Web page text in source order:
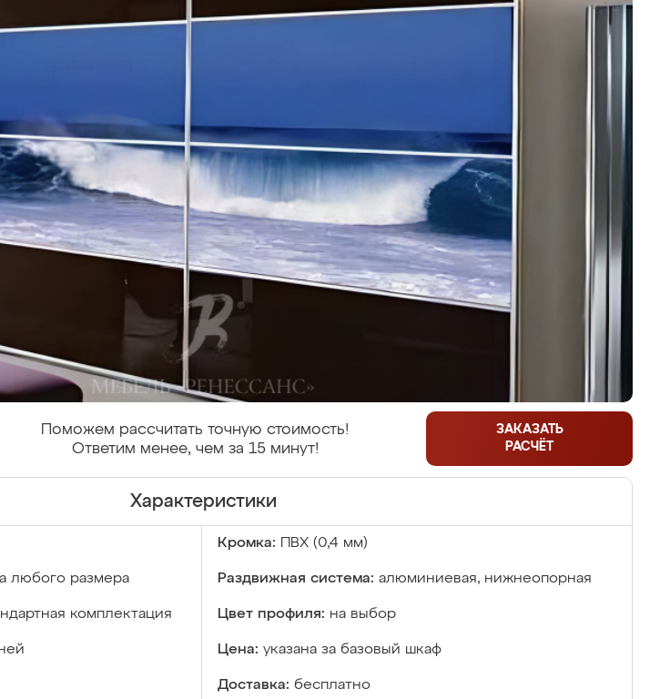
Поможем рассчитать точную стоимость!
Ответим менее, чем за 15 минут!
ЗАКАЗАТЬ
РАСЧЁТ
Характеристики
Кромка: ПВХ (0,4 мм)
любого размера Раздвижная система: алюминиевая, нижнеопорная
комплектация Цвет профиля: на выбор
Цена: указана за базовый шкаф
Доставка: бесплатно